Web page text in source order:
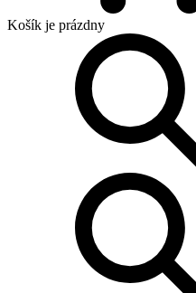
Košík je prázdny